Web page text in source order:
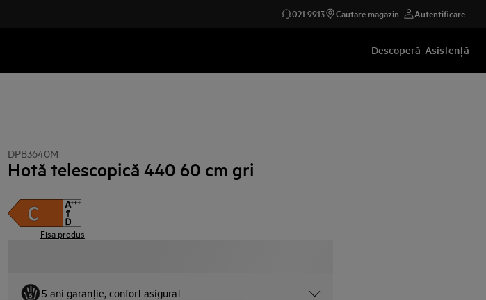
021 9913 Cautare magazin Autentificare
Descoperă Asistenţă
DPB3640M
Hotă telescopică 440 60 cm gri
Fisa produs
5 ani garanţie, confort asigurat